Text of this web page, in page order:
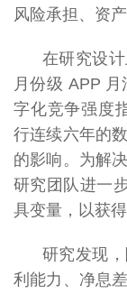
风险承担、资
在研究设
月份级 APP
字化竞争强度
行连续六年的
的影响。为解
研究团队进一
具变量，以获
研究发现
利能力、净息